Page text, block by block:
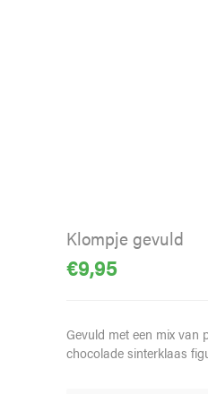
Klompje gevuld
€9,95
Gevuld met een mix van
chocolade sinterklaas